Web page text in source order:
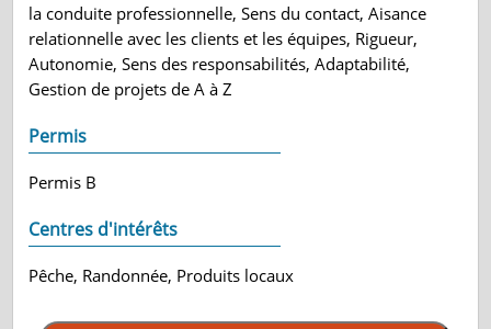
la conduite professionnelle, Sens du contact, Aisance
relationnelle avec les clients et les équipes, Rigueur,
Autonomie, Sens des responsabilités, Adaptabilité,
Gestion de projets de A à Z
Permis
Permis B
Centres d'intérêts
Pêche, Randonnée, Produits locaux